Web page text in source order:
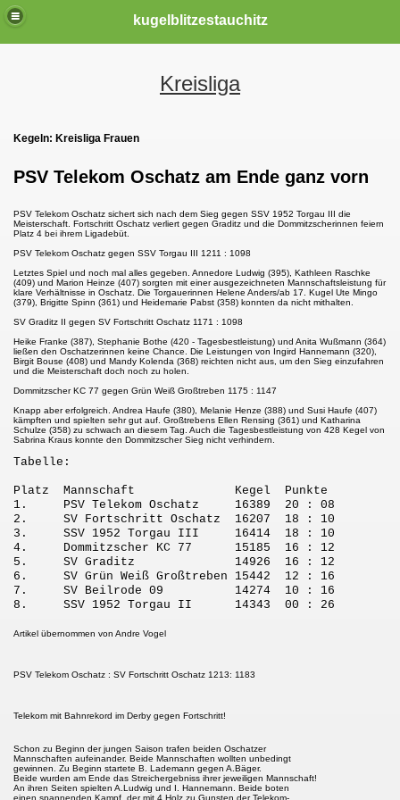
kugelblitzestauchitz
Kreisliga
Kegeln: Kreisliga Frauen
PSV Telekom Oschatz am Ende ganz vorn
PSV Telekom Oschatz sichert sich nach dem Sieg gegen SSV 1952 Torgau III die
Meisterschaft. Fortschritt Oschatz verliert gegen Graditz und die Dommitzscherinnen feiern
Platz 4 bei ihrem Ligadebüt.
PSV Telekom Oschatz gegen SSV Torgau III 1211 : 1098
Letztes Spiel und noch mal alles gegeben. Annedore Ludwig (395), Kathleen Raschke
(409) und Marion Heinze (407) sorgten mit einer ausgezeichneten Mannschaftsleistung für
klare Verhältnisse in Oschatz. Die Torgauerinnen Helene Anders/ab 17. Kugel Ute Mingo
(379), Brigitte Spinn (361) und Heidemarie Pabst (358) konnten da nicht mithalten.
SV Graditz II gegen SV Fortschritt Oschatz 1171 : 1098
Heike Franke (387), Stephanie Bothe (420 - Tagesbestleistung) und Anita Wußmann (364)
ließen den Oschatzerinnen keine Chance. Die Leistungen von Ingird Hannemann (320),
Birgit Bouse (408) und Mandy Kolenda (368) reichten nicht aus, um den Sieg einzufahren
und die Meisterschaft doch noch zu holen.
Dommitzscher KC 77 gegen Grün Weiß Großtreben 1175 : 1147
Knapp aber erfolgreich. Andrea Haufe (380), Melanie Henze (388) und Susi Haufe (407)
kämpften und spielten sehr gut auf. Großtrebens Ellen Rensing (361) und Katharina
Schulze (358) zu schwach an diesem Tag. Auch die Tagesbestleistung von 428 Kegel von
Sabrina Kraus konnte den Dommitzscher Sieg nicht verhindern.
Tabelle:
Platz Mannschaft Kegel Punkte
1. PSV Telekom Oschatz 16389 20 : 08
2. SV Fortschritt Oschatz 16207 18 : 10
3. SSV 1952 Torgau III 16414 18 : 10
4. Dommitzscher KC 77 15185 16 : 12
5. SV Graditz 14926 16 : 12
6. SV Grün Weiß Großtreben 15442 12 : 16
7. SV Beilrode 09 14274 10 : 16
8. SSV 1952 Torgau II 14343 00 : 26
Artikel übernommen von Andre Vogel
PSV Telekom Oschatz : SV Fortschritt Oschatz 1213: 1183
Telekom mit Bahnrekord im Derby gegen Fortschritt!
Schon zu Beginn der jungen Saison trafen beiden Oschatzer
Mannschaften aufeinander. Beide Mannschaften wollten unbedingt
gewinnen. Zu Beginn startete B. Lademann gegen A.Bäger.
Beide wurden am Ende das Streichergebniss ihrer jeweiligen Mannschaft!
An ihren Seiten spielten A.Ludwig und I. Hannemann. Beide boten
06-2020